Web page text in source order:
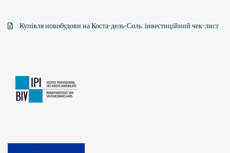
Купівля новобудови на Коста-дель-Соль: інвестиційний чек-лист